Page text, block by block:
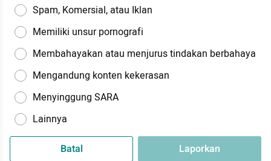
Spam, Komersial, atau Iklan
Memiliki unsur pornografi
Membahayakan atau menjurus tindakan berbahaya
Mengandung konten kekerasan
Menyinggung SARA
Lainnya
Batal Laporkan